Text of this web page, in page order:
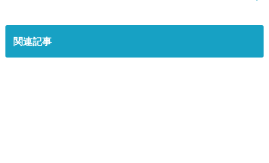
関連記事